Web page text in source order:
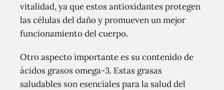
vitalidad, ya que estos antioxidantes protegen
las células del daño y promueven un mejor
funcionamiento del cuerpo.
Otro aspecto importante es su contenido de
ácidos grasos omega-3. Estas grasas
saludables son esenciales para la salud del